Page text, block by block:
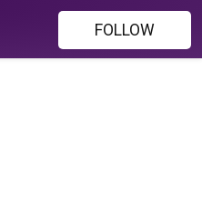
FOLLOW